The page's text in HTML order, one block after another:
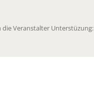
Veranstalter Unterstüzung: